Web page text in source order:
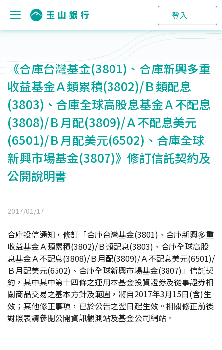
登入
《合庫台灣基金(3801)、合庫新興多重
收益基金Ａ類累積(3802)/Ｂ類配息
(3803)、合庫全球高股息基金Ａ不配息
(3808)/Ｂ月配(3809)/Ａ不配息美元
(6501)/Ｂ月配美元(6502)、合庫全球
新興市場基金(3807)》修訂信託契約及
公開說明書
2017/01/17
合庫投信通知，修訂「合庫台灣基金(3801)、合庫新興多重
收益基金Ａ類累積(3802)/Ｂ類配息(3803)、合庫全球高股
息基金Ａ不配息(3808)/Ｂ月配(3809)/Ａ不配息美元(6501)/
Ｂ月配美元(6502)、合庫全球新興市場基金(3807)」信託契
約，其中其中第十四條之運用本基金投資證券及從事證券相
關商品交易之基本方針及範圍，將自2017年3月15日(含)生
效；其他修正事項，已於公告之翌日起生效。相關修正前後
對照表請參閱公開資訊觀測站及基金公司網站。